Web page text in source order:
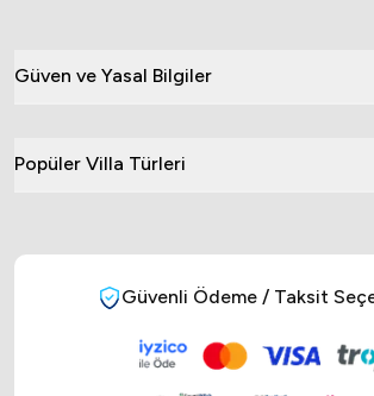
Güven ve Yasal Bilgiler
Popüler Villa Türleri
Güvenli Ödeme / Taksit